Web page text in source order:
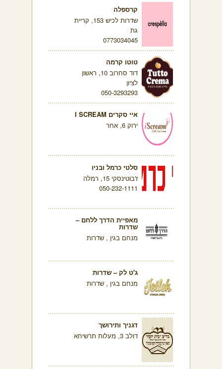
קרספלה
שדרות לכיש 153, קריית
גת
0773034045
טוטו קרמה
דוד סחרוב 10, ראשון
לציון
050-3293293
איי סקרים I SCREAM
ירוק 6, אחר
סלטי כרמל ובניו
ז'בוטינסקי 15, רמלה
050-232-1111
מאפיית הדרך ללחם –
שדרות
מנחם בגין , שדרות
ג'ט לק – שדרות
מנחם בגין , שדרות
דגניך ותירושך
דולב 3, מעלות תרשיחא